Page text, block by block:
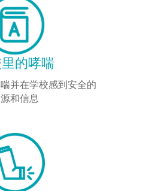
的哮喘
并在学校感到安全的
和信息